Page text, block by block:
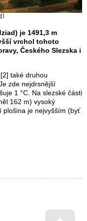
je 1491,3 m
vrchol tohoto
Českého Slezska i
také druhou
zde nejdrsnější
1 °C. Na slezské části
162 m) vysoký
plošina je nejvyšším (byť